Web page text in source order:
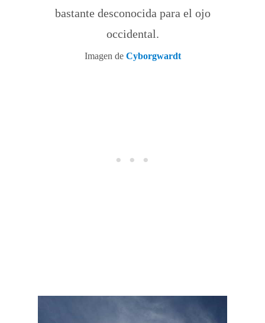
bastante desconocida para el ojo
occidental.
Imagen de Cyborgwardt